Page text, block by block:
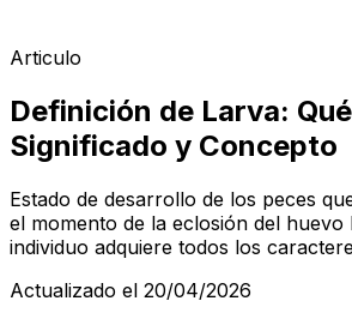
Articulo
Definición de Larva:
Significado y Concepto
Estado de desarrollo de los peces
el momento de la eclosión del huevo
individuo adquiere todos los
Actualizado el 20/04/2026